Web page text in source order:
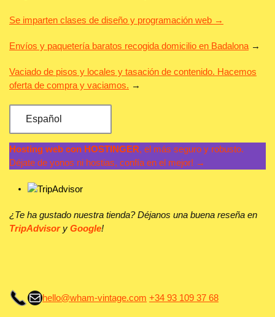
Se imparten clases de diseño y programación web →
Envíos y paquetería baratos recogida domicilio en Badalona →
Vaciado de pisos y locales y tasación de contenido. Hacemos
oferta de compra y vaciamos. →
Español
Hosting web con HOSTINGER, el más seguro y robusto.
Déjate de yonos ni hostias, confía en el mejor! →
¿Te ha gustado nuestra tienda? Déjanos una buena reseña en
TripAdvisory Google!
Correo electrónico
hello@wham-vintage.com +34 93 109 37 68